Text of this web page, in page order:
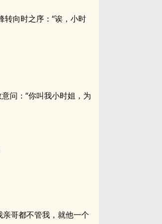
向时之序：“诶，小时
问：“你叫我小时姐，为
亲哥都不管我，就他一个